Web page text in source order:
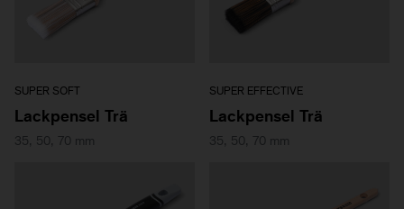
SUPER SOFT
Lackpensel Trä
35, 50, 70 mm
SUPER EFFECTIVE
Lackpensel Trä
35, 50, 70 mm